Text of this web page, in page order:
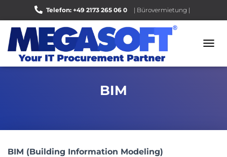
Telefon: +49 2173 265 06 0 | Bürovermietung |
Bewerten Sie uns auf Google |
O
BIM
BIM (Building Information Modeling)